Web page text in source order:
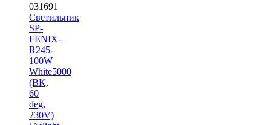
031691
Светильник
SP-
FENIX-
R245-
100W
White5000
(BK,
60
deg,
230V)